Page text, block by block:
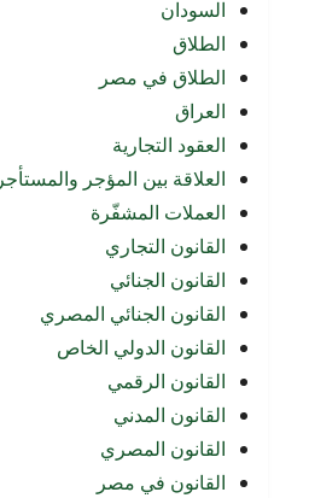
السودان
الطلاق
الطلاق في مصر
العراق
العقود التجارية
العلاقة بين المؤجر والمستأجر
العملات المشفّرة
القانون التجاري
القانون الجنائي
القانون الجنائي المصري
القانون الدولي الخاص
القانون الرقمي
القانون المدني
القانون المصري
القانون في مصر